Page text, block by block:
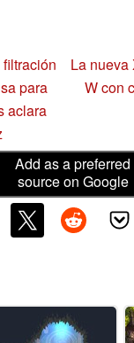
para
aclara
La nueva
W con
Add as a preferred
source on Google